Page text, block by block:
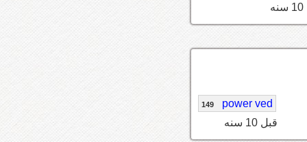
power ved
149
قبل 10 سنه